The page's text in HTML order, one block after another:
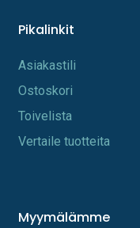
Pikalinkit
A​s​iakastili
Os​toskori
Toi​velista
Vertaile tuotteita
Myymälämme